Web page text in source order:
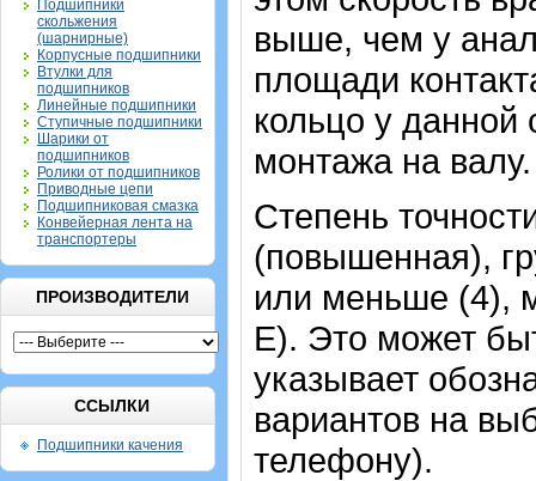
Подшипники
скольжения
(шарнирные)
Корпусные подшипники
Втулки для
подшипников
Линейные подшипники
Ступичные подшипники
Шарики от
подшипников
Ролики от подшипников
Приводные цепи
Подшипниковая смазка
Конвейерная лента на
транспортеры
ПРОИЗВОДИТЕЛИ
ССЫЛКИ
Подшипники качения
выше, чем у
площади
кольцо у данной
монтажа на валу.
Степень
(повышенная),
или меньше (4),
Е). Это может
указывает
вариантов на
телефону).